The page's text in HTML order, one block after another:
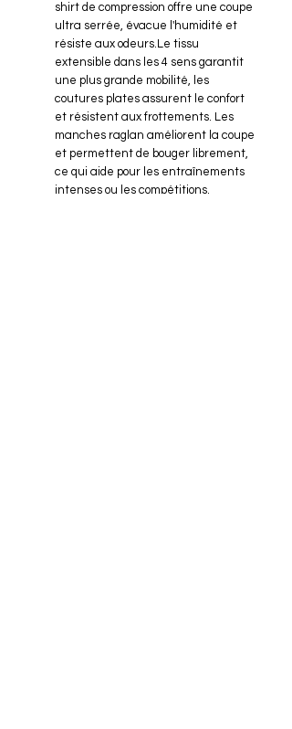
shirt de compression offre une coupe
ultra serrée, évacue l'humidité et
résiste aux odeurs.Le tissu
extensible dans les 4 sens garantit
une plus grande mobilité, les
coutures plates assurent le confort
et résistent aux frottements. Les
manches raglan améliorent la coupe
et permettent de bouger librement,
ce qui aide pour les entraînements
intenses ou les compétitions.